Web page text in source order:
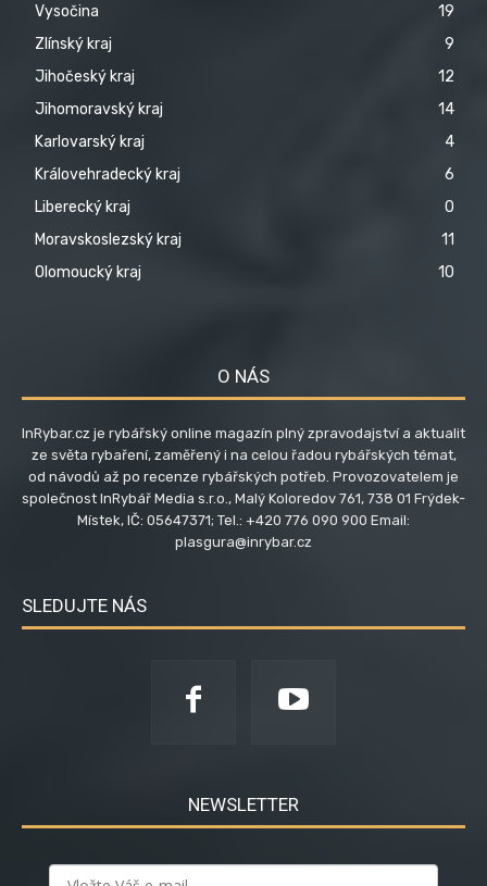
Vysočina
19
Zlínský kraj
9
Jihočeský kraj
12
Jihomoravský kraj
14
Karlovarský kraj
4
Královehradecký kraj
6
Liberecký kraj
0
Moravskoslezský kraj
11
Olomoucký kraj
10
O NÁS
InRybar.cz je rybářský online magazín plný zpravodajství a aktualit
ze světa rybaření, zaměřený i na celou řadou rybářských témat,
od návodů až po recenze rybářských potřeb. Provozovatelem je
společnost InRybář Media s.r.o., Malý Koloredov 761, 738 01 Frýdek-
Místek, IČ: 05647371; Tel.: +420 776 090 900 Email:
plasgura@inrybar.cz
SLEDUJTE NÁS
NEWSLETTER